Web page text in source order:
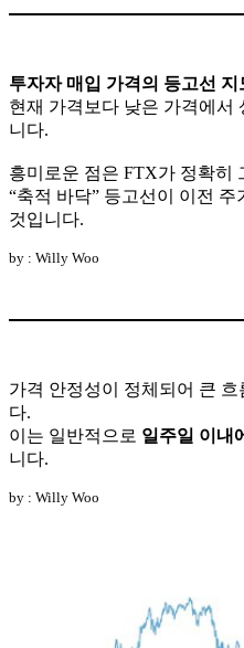
투자자 매입 가격의 등고선
현재 가격보다 낮은 가격에서
니다.
흥미로운 점은 FTX가 정확히
“축적 바닥” 등고선이 이전
것입니다.
by : Willy Woo
가격 안정성이 정체되어 큰
다.
이는 일반적으로 일주일 이내
니다.
by : Willy Woo